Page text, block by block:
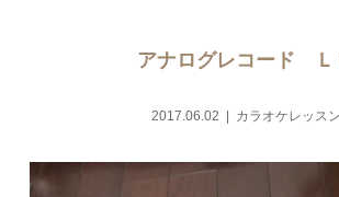
アナログレコード Ｌ
2017.06.02 カラオケレッスン